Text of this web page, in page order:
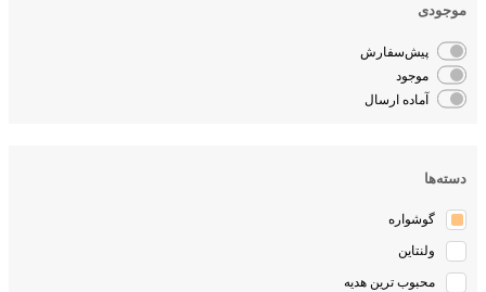
موجودی
پیش‌سفارش
موجود
آماده ارسال
دسته‌ها
گوشواره
ولنتاین
محبوب ترین هدیه